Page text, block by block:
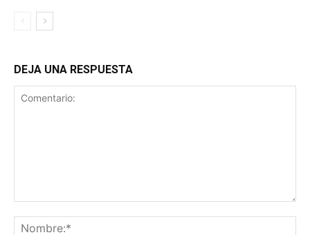
DEJA UNA RESPUESTA